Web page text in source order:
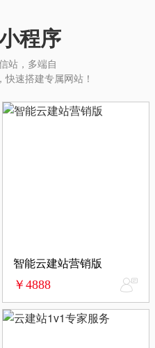
程序
站，多端自
速搭建专属网站！
智能云建站营销版
￥4888